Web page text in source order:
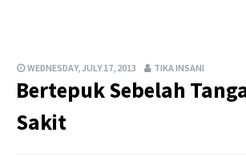
WEDNESDAY, JULY 17, 2013 TIKA INSANI
Bertepuk Sebelah
Sakit